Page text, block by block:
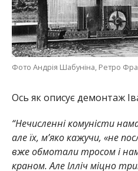
Фото Андрія Шабуніна, Ретро
Ось як описує демонтаж
“Нечисленні комуністи
але їх, мʼяко кажучи, «не
вже обмотали тросом і
краном. Але Ілліч міцно